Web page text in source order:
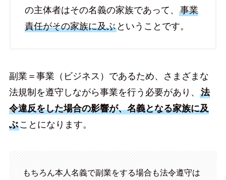
の主体者はその名義の家族であって、 事業
責任がその家族に及ぶということです。
副業＝事業（ビジネス）であるため、さまざまな
法規制を遵守しながら事業を行う必要があり、 法
令違反をした場合の影響が、名義となる家族に及
ぶことになります。
もちろん本人名義で副業をする場合も法令遵守は